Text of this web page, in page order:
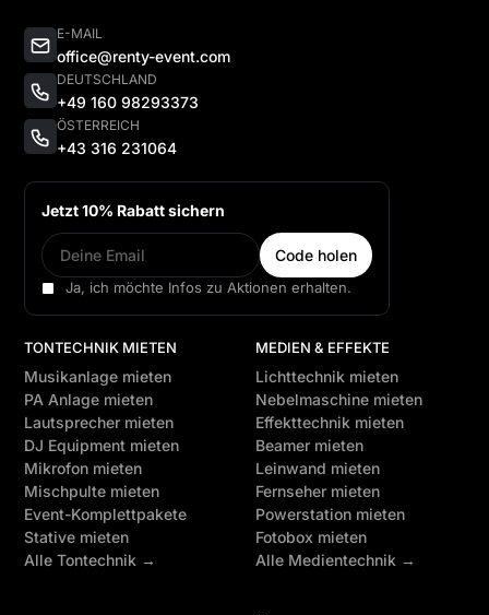
E-MAIL
office@renty-event.com
DEUTSCHLAND
+49 160 98293373
ÖSTERREICH
+43 316 231064
Jetzt 10% Rabatt sichern
Ja, ich möchte Infos zu Aktionen erhalten.
TONTECHNIK MIETEN
Musikanlage mieten
PA Anlage mieten
Lautsprecher mieten
DJ Equipment mieten
Mikrofon mieten
Mischpulte mieten
Event-Komplettpakete
Stative mieten
Alle Tontechnik →
MEDIEN & EFFEKTE
Lichttechnik mieten
Nebelmaschine mieten
Effekttechnik mieten
Beamer mieten
Leinwand mieten
Fernseher mieten
Powerstation mieten
Fotobox mieten
Alle Medientechnik →